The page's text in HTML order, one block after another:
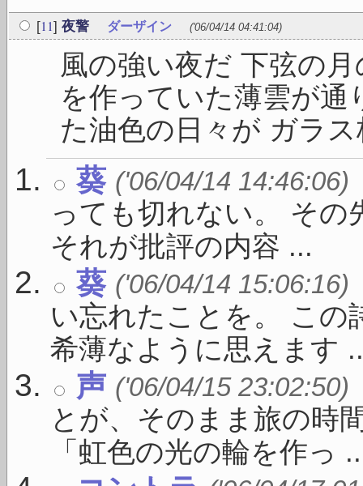
[11] 夜警 ダーザイン ('06/04/14 04:41:04)
風の強い夜だ 下弦の
を作っていた薄雲が通
た油色の日々が ガラ
葵 ('06/04/14 14:46:06)
っても切れない。 そ
それが批評の内容 ...
葵 ('06/04/14 15:06:16)
い忘れたことを。 この
希薄なように思えます
声 ('06/04/15 23:02:50)
とが、そのまま旅の時
「虹色の光の輪を作っ